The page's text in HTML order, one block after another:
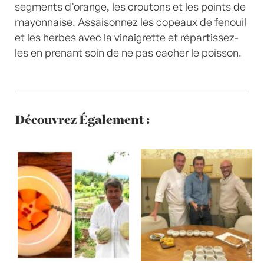
segments d’orange, les croutons et les points de
mayonnaise. Assaisonnez les copeaux de fenouil
et les herbes avec la vinaigrette et répartissez-
les en prenant soin de ne pas cacher le poisson.
Découvrez Également :